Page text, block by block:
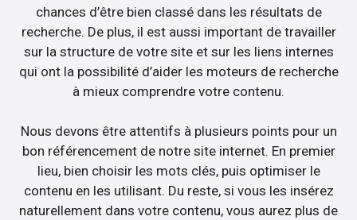
chances d’être bien classé dans les résultats de
recherche. De plus, il est aussi important de travailler
sur la structure de votre site et sur les liens internes
qui ont la possibilité d’aider les moteurs de recherche
à mieux comprendre votre contenu.
Nous devons être attentifs à plusieurs points pour un
bon référencement de notre site internet. En premier
lieu, bien choisir les mots clés, puis optimiser le
contenu en les utilisant. Du reste, si vous les insérez
naturellement dans votre contenu, vous aurez plus de